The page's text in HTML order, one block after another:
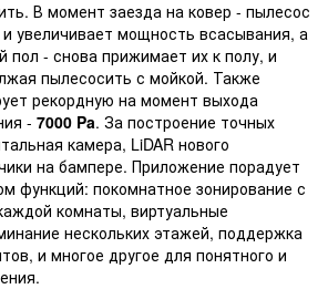
В момент заезда на ковер - пылесос
увеличивает мощность всасывания, а
пол - снова прижимает их к полу, и
пылесосить с мойкой. Также
рекордную на момент выхода
- 7000 Pa. За построение точных
камера, LiDAR нового
на бампере. Приложение порадует
функций: покомнатное зонирование с
комнаты, виртуальные
нескольких этажей, поддержка
и многое другое для понятного и